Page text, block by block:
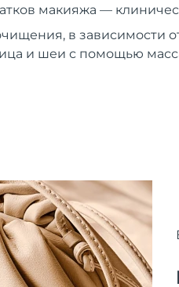
макияжа —
в зависимости
и шеи с помощью